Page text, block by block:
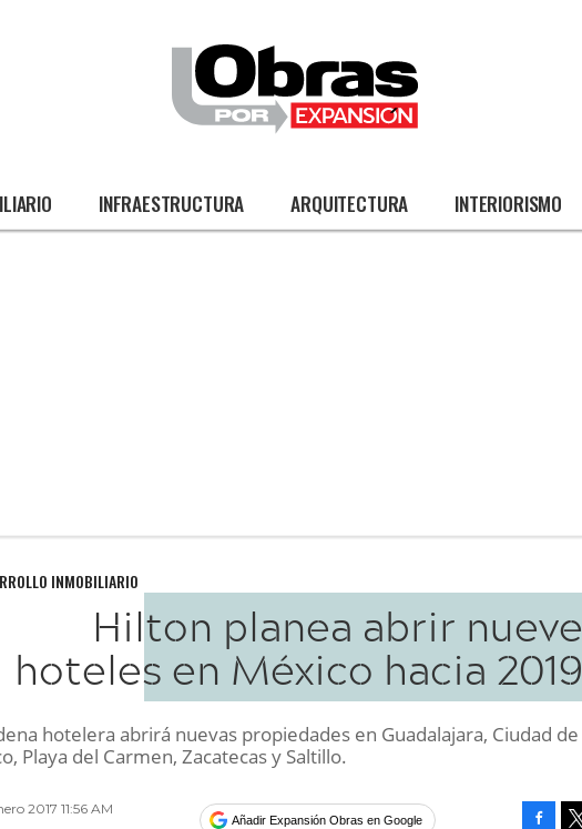
INFRAESTRUCTURA ARQUITECTURA INTERIORISMO
INMOBILIARIO
Hilton planea abrir nueve
hoteles en México hacia 2019
hotelera abrirá nuevas propiedades en Guadalajara, Ciudad de
Playa del Carmen, Zacatecas y Saltillo.
2017 11:56 AM
Añadir Expansión Obras en Google